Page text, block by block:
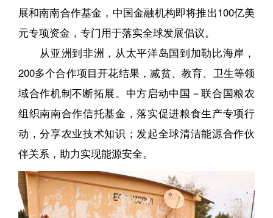
展和南南合作基金，中国金融机构即将推出100亿美
元专项资金，专门用于落实全球发展倡议。
从亚洲到非洲，从太平洋岛国到加勒比海岸，
200多个合作项目开花结果，减贫、教育、卫生等领
域合作机制不断拓展。中方启动中国－联合国粮农
组织南南合作信托基金，落实促进粮食生产专项行
动，分享农业技术知识；发起全球清洁能源合作伙
伴关系，助力实现能源安全。